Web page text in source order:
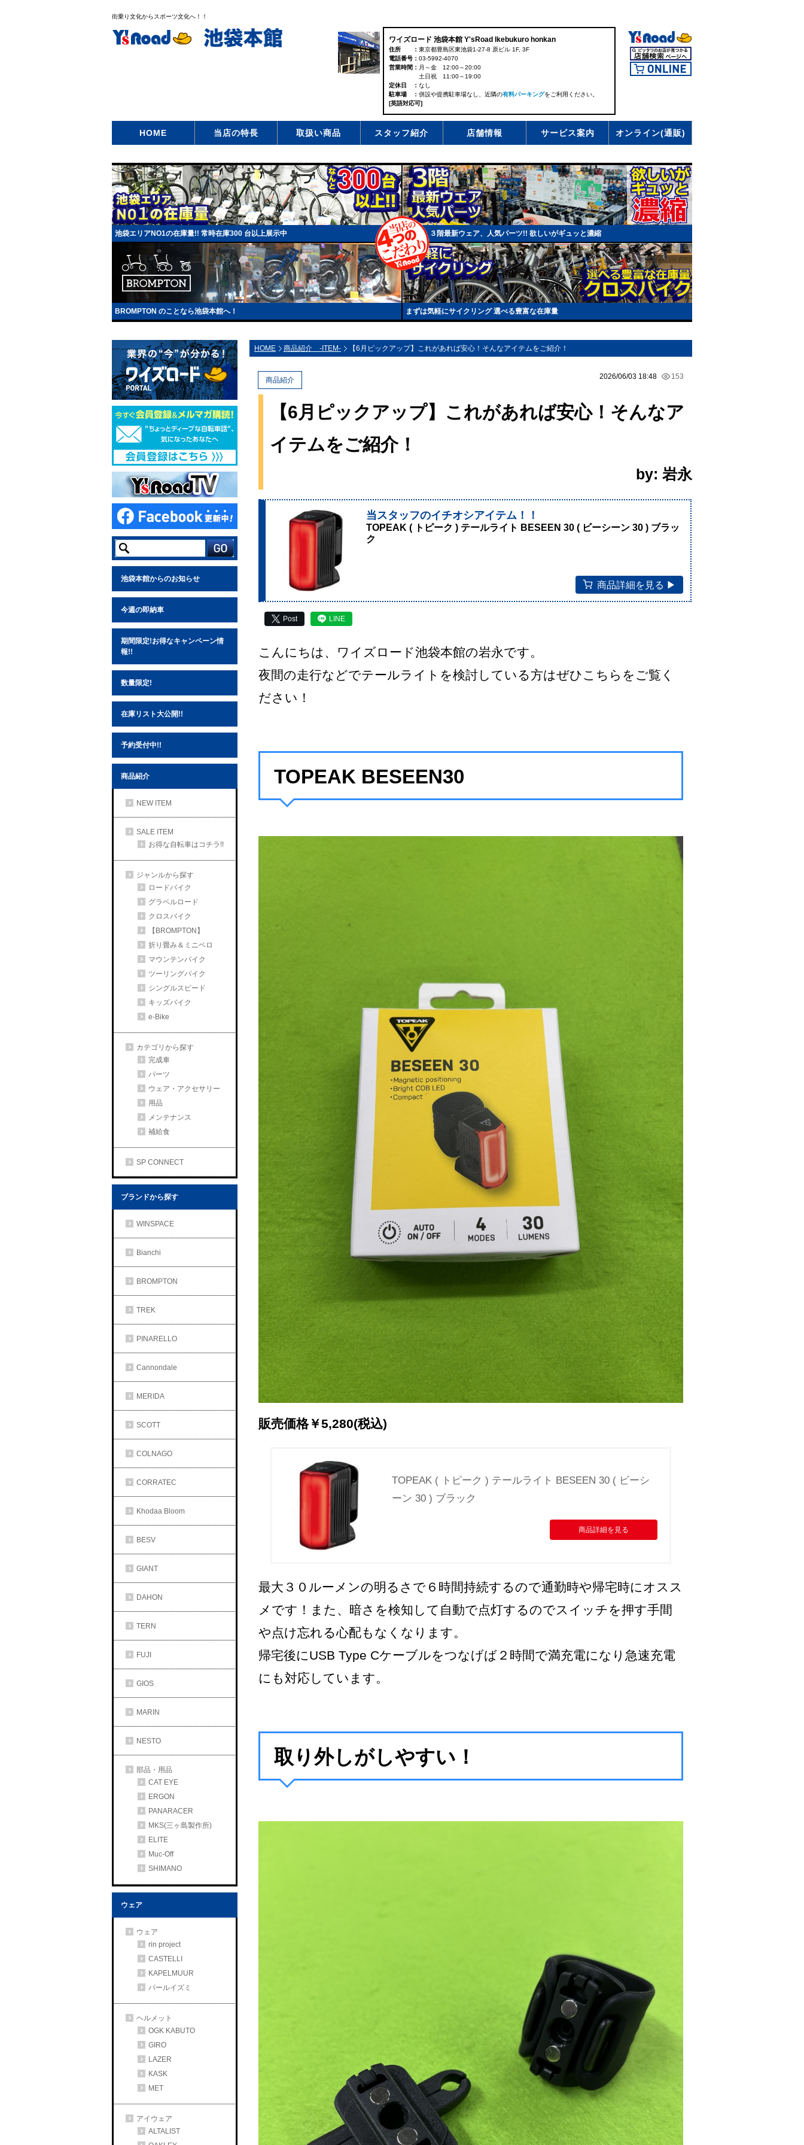
街乗り文化からスポーツ文化へ！！
ワイズロード 池袋本館 Y'sRoad Ikebukuro honkan
住所
東京都豊島区東池袋1-27-8 原ビル 1F, 3F
電話番号
03-5992-4070
営業時間
月～金 12:00～20:00
土日祝 11:00～19:00
定休日
なし
駐車場
併設や提携駐車場なし、近隣の有料パーキングをご利用ください。
[英語対応可]
HOME 当店の特長 取扱い商品 スタッフ紹介 店舗情報 サービス案内 オンライン(通販)
池袋エリアNO1の在庫量!! 常時在庫300 台以上展示中 ３階最新ウェア、人気パーツ!! 欲しいがギュッと濃縮
BROMPTON のことなら池袋本館へ！ まずは気軽にサイクリング 選べる豊富な在庫量
池袋本館からのお知らせ
今週の即納車
期間限定!お得なキャンペーン情
報!!
数量限定!
在庫リスト大公開!!
予約受付中!!
商品紹介
NEW ITEM
SALE ITEM
お得な自転車はコチラ!!
ジャンルから探す
ロードバイク
グラベルロード
クロスバイク
【BROMPTON】
折り畳み＆ミニベロ
マウンテンバイク
ツーリングバイク
シングルスピード
キッズバイク
e-Bike
カテゴリから探す
完成車
パーツ
ウェア・アクセサリー
用品
メンテナンス
補給食
SP CONNECT
ブランドから探す
WINSPACE
Bianchi
BROMPTON
TREK
PINARELLO
Cannondale
MERIDA
SCOTT
COLNAGO
CORRATEC
Khodaa Bloom
BESV
GIANT
DAHON
TERN
FUJI
GIOS
MARIN
NESTO
部品・用品
CAT EYE
ERGON
PANARACER
MKS(三ヶ島製作所)
ELITE
Muc-Off
SHIMANO
ウェア
ウェア
rin project
CASTELLI
KAPELMUUR
パールイズミ
ヘルメット
OGK KABUTO
GIRO
LAZER
KASK
MET
アイウェア
ALTALIST
HOME 商品紹介 -ITEM- 【6月ピックアップ】これがあれば安心！そんなアイテムをご紹介！
2026/06/03 18:48 153
商品紹介
【6月ピックアップ】これがあれば安心！そんなア
イテムをご紹介！
by: 岩永
当スタッフのイチオシアイテム！！
TOPEAK ( トピーク ) テールライト BESEEN 30 ( ビーシーン 30 ) ブラッ
ク
商品詳細を見る ▶︎
Post LINE
こんにちは、ワイズロード池袋本館の岩永です。
夜間の走行などでテールライトを検討している方はぜひこちらをご覧く
ださい！
TOPEAK BESEEN30
販売価格￥5,280(税込)
TOPEAK ( トピーク ) テールライト BESEEN 30 ( ビーシ
ーン 30 ) ブラック
商品詳細を見る
最大３０ルーメンの明るさで６時間持続するので通勤時や帰宅時にオスス
メです！また、暗さを検知して自動で点灯するのでスイッチを押す手間
や点け忘れる心配もなくなります。
帰宅後にUSB Type Cケーブルをつなげば２時間で満充電になり急速充電
にも対応しています。
取り外しがしやすい！